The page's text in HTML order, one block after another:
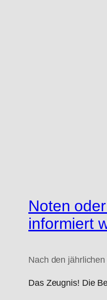
Noten
informiert
Nach den
Das Zeugnis! Die